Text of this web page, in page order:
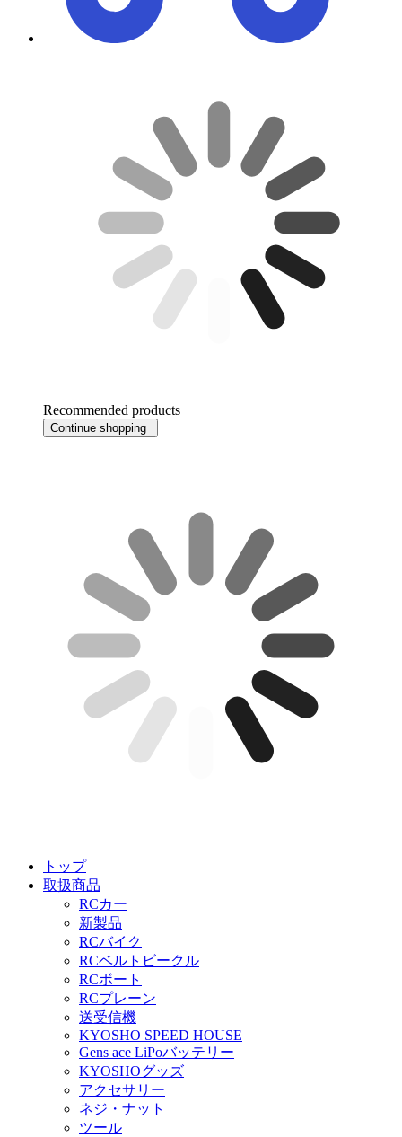
Recommended products
Continue shopping
トップ
取扱商品
RCカー
新製品
RCバイク
RCベルトビークル
RCボート
RCプレーン
送受信機
KYOSHO SPEED HOUSE
Gens ace LiPoバッテリー
KYOSHOグッズ
アクセサリー
ネジ・ナット
ツール